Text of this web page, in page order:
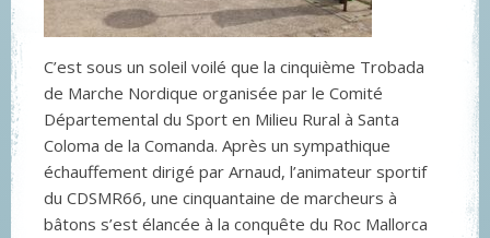
C’est sous un soleil voilé que la cinquième Trobada
de Marche Nordique organisée par le Comité
Départemental du Sport en Milieu Rural à Santa
Coloma de la Comanda. Après un sympathique
échauffement dirigé par Arnaud, l’animateur sportif
du CDSMR66, une cinquantaine de marcheurs à
bâtons s’est élancée à la conquête du Roc Mallorca